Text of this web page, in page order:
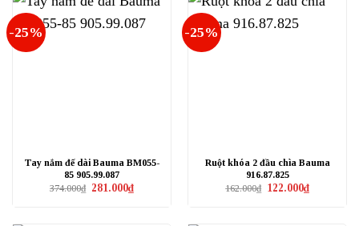
-25%
Tay nắm đế dài Bauma BM055-
85 905.99.087
374.000₫ Giá
281.000₫Giá
hiện
-25%
Ruột khóa 2 đầu chìa Bauma
916.87.825
162.000₫ Giá
122.000₫Giá
hiện